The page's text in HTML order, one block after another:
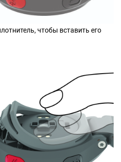
чтобы вставить его